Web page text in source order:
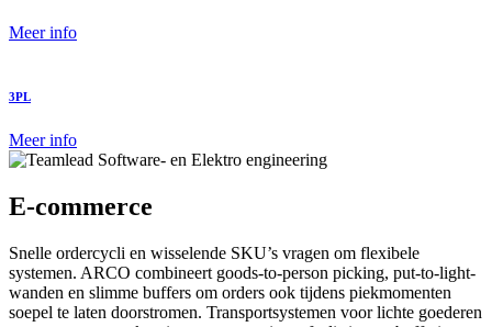
Meer info
3PL
Meer info
E-commerce
Snelle ordercycli en wisselende SKU’s vragen om flexibele
systemen. ARCO combineert goods-to-person picking, put-to-light-
wanden en slimme buffers om orders ook tijdens piekmomenten
soepel te laten doorstromen. Transportsystemen voor lichte goederen